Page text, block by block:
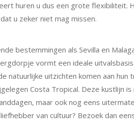
huren u dus een grote flexibiliteit.
u zeker niet mag missen.
bestemmingen als Sevilla en
vormt een ideale
natuurlijke uitzichten komen aan
Costa Tropical. Deze kustlijn
maar ook nog eens
van cultuur? Bezoek dan